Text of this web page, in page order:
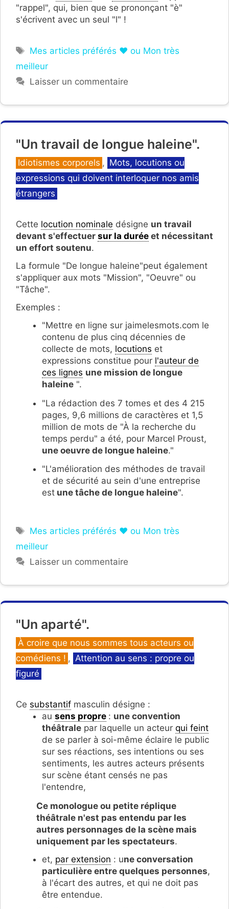
"rappel", qui, bien que se prononçant "è"
s'écrivent avec un seul "l" !
Étiquettes
Mes articles préférés ❤ ou Mon très
meilleur
Laisser un commentaire
"Un travail de longue haleine".
Catégories
Idiotismes corporels , Mots, locutions ou
expressions qui doivent interloquer nos amis
étrangers
Cette locution nominale désigne un travail
devant s'effectuer sur la durée et nécessitant
un effort soutenu.
La formule "De longue haleine"peut également
s'appliquer aux mots "Mission", "Oeuvre" ou
"Tâche".
Exemples :
"Mettre en ligne sur jaimelesmots.com le
contenu de plus cinq décennies de
collecte de mots, locutions et
expressions constitue pour l'auteur de
ces lignes une mission de longue
haleine ".
"La rédaction des 7 tomes et des 4 215
pages, 9,6 millions de caractères et 1,5
million de mots de "À la recherche du
temps perdu" a été, pour Marcel Proust,
une oeuvre de longue haleine."
"L'amélioration des méthodes de travail
et de sécurité au sein d'une entreprise
est une tâche de longue haleine".
Étiquettes
Mes articles préférés ❤ ou Mon très
meilleur
Laisser un commentaire
"Un aparté".
Catégories
À croire que nous sommes tous acteurs ou
comédiens ! , Attention au sens : propre ou
figuré
Ce substantif masculin désigne :
au sens propre : une convention
théâtrale par laquelle un acteur qui feint
de se parler à soi-même éclaire le public
sur ses réactions, ses intentions ou ses
sentiments, les autres acteurs présents
sur scène étant censés ne pas
l'entendre,
Ce monologue ou petite réplique
théâtrale n'est pas entendu par les
autres personnages de la scène mais
uniquement par les spectateurs.
et, par extension : une conversation
particulière entre quelques personnes,
à l'écart des autres, et qui ne doit pas
être entendue.